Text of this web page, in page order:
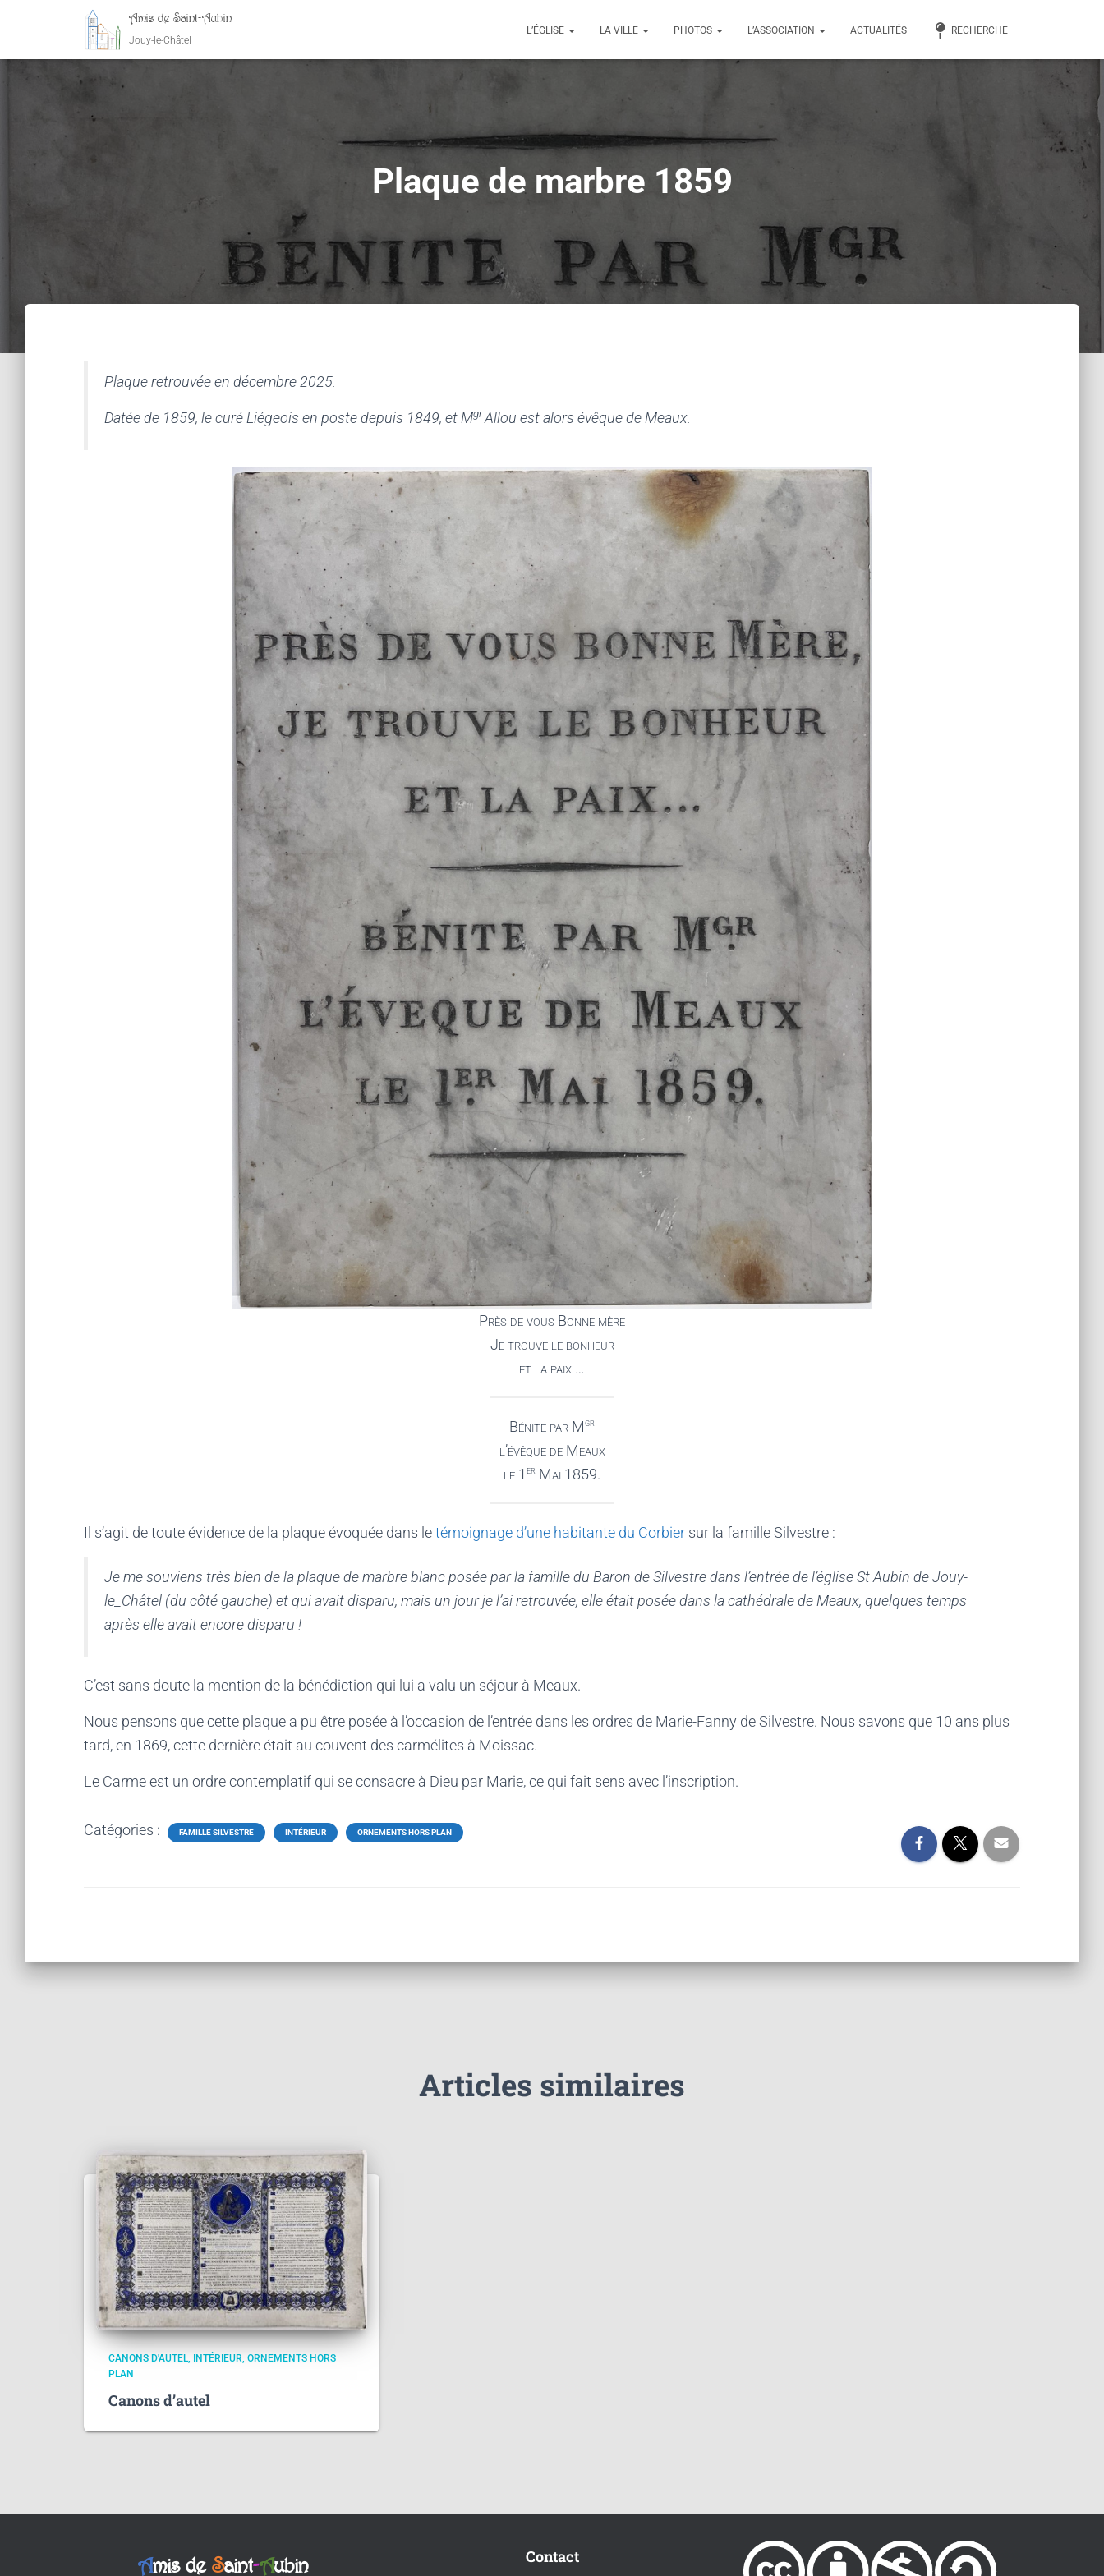
Amis de Saint-Aubin
Jouy-le-Châtel
L’ÉGLISE LA VILLE PHOTOS L’ASSOCIATION ACTUALITÉS RECHERCHE
Plaque de marbre 1859
Plaque retrouvée en décembre 2025.
Datée de 1859, le curé Liégeois en poste depuis 1849, et MgrAllou est alors évêque de Meaux.
Près de vous Bonne mère
Je trouve le bonheur
et la paix …
Bénite par Mgr
l’évêque de Meaux
le 1 er Mai 1859.
Il s’agit de toute évidence de la plaque évoquée dans letémoignage d’une habitante du Corbier sur la famille Silvestre :
Je me souviens très bien de la plaque de marbre blanc posée par la famille du Baron de Silvestre dans l’entrée de l’église St Aubin de Jouy-
le_Châtel (du côté gauche) et qui avait disparu, mais un jour je l’ai retrouvée, elle était posée dans la cathédrale de Meaux, quelques temps
après elle avait encore disparu !
C’est sans doute la mention de la bénédiction qui lui a valu un séjour à Meaux.
Nous pensons que cette plaque a pu être posée à l’occasion de l’entrée dans les ordres de Marie-Fanny de Silvestre. Nous savons que 10 ans plus
tard, en 1869, cette dernière était au couvent des carmélites à Moissac.
Le Carme est un ordre contemplatif qui se consacre à Dieu par Marie, ce qui fait sens avec l’inscription.
Catégories : FAMILLE SILVESTRE INTÉRIEUR ORNEMENTS HORS PLAN
Articles similaires
CANONS D'AUTEL INTÉRIEUR ORNEMENTS HORS
PLAN
Canons d’autel
Amis de Saint-Aubin Contact